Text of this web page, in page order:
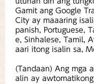
Gamit ang Google
City ay maaaring
panish, Portuguese,
e, Sinhalese, Tamil,
aari itong isalin sa,
(Tandaan) Ang mga
alin ay